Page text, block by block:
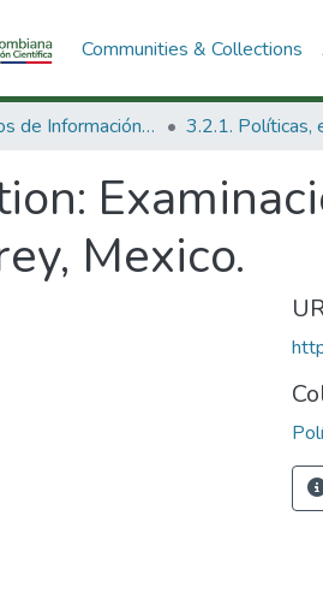
Communities & Collections
3. Recursos de Información Científica y Tecnológica
Mexico.